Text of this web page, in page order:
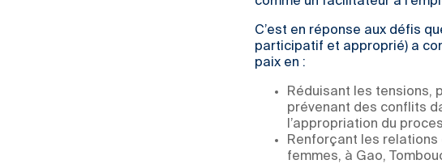
C’est en réponse aux défis
participatif et approprié) a
paix en :
Réduisant les tensions,
prévenant des conflits
l’appropriation du
Renforçant les
femmes, à Gao,